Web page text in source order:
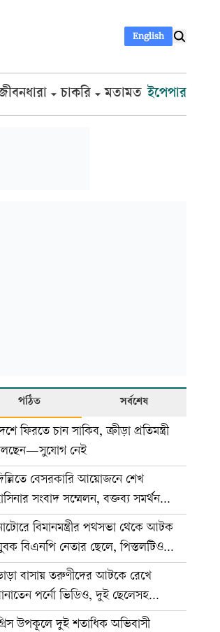
English
চাকরি মতামত ইপেপার
পঠিত সর্বশেষ
ফিরতে চান সাকিব, ক্রীড়া প্রতিমন্ত্রী
নেই
বেসরকারি আয়োজনে শেখ
সংবাদ সম্মেলন, বক্তব্য সমর্থন
না সরকার: ভারত
বিমানমন্ত্রীর পথসভা থেকে আটক
বিএনপি নেতার ছেলে, পিস্তলটিও
বাসায় তরুণীদের আটকে রেখে
পর্নো ভিডিও, দুই ছেলেসহ
গ্রেপ্তার
উপকূলে দুই শতাধিক অভিবাসী